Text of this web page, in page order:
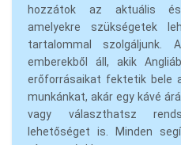
hozzátok az aktuális
amelyekre szükségetek
tartalommal szolgáljunk.
emberekből áll, akik
erőforrásaikat fektetik bele
munkánkat, akár egy kávé
vagy választhatsz
lehetőséget is. Minden